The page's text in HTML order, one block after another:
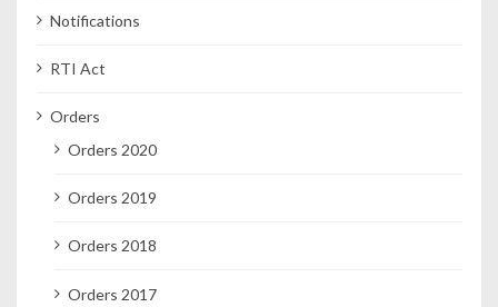
Notifications
RTI Act
Orders
Orders 2020
Orders 2019
Orders 2018
Orders 2017